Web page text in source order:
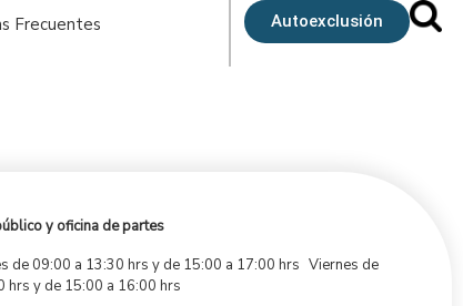
Frecuentes Autoexclusión
y oficina de partes
de 09:00 a 13:30 hrs y de 15:00 a 17:00 hrs Viernes de
hrs y de 15:00 a 16:00 hrs